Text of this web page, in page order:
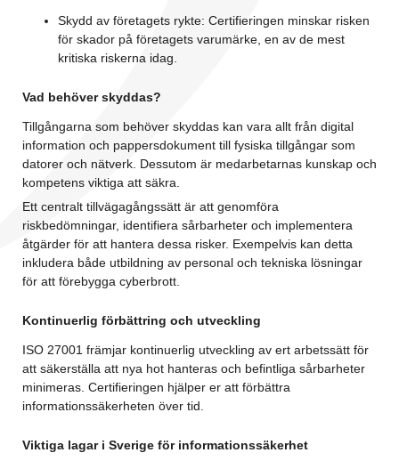
Skydd av företagets rykte: Certifieringen minskar risken
för skador på företagets varumärke, en av de mest
kritiska riskerna idag.
Vad behöver skyddas?
Tillgångarna som behöver skyddas kan vara allt från digital
information och pappersdokument till fysiska tillgångar som
datorer och nätverk. Dessutom är medarbetarnas kunskap och
kompetens viktiga att säkra.
Ett centralt tillvägagångssätt är att genomföra
riskbedömningar, identifiera sårbarheter och implementera
åtgärder för att hantera dessa risker. Exempelvis kan detta
inkludera både utbildning av personal och tekniska lösningar
för att förebygga cyberbrott.
Kontinuerlig förbättring och utveckling
ISO 27001 främjar kontinuerlig utveckling av ert arbetssätt för
att säkerställa att nya hot hanteras och befintliga sårbarheter
minimeras. Certifieringen hjälper er att förbättra
informationssäkerheten över tid.
Viktiga lagar i Sverige för informationssäkerhet